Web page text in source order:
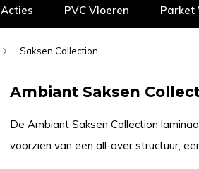
Acties PVC Vloeren Parket
Saksen Collection
Ambiant Saksen
De Ambiant Saksen Collection
voorzien van een all-over structuur,